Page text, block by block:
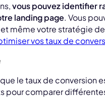
vous pouvez identifier
landing page. Vous
et même votre stratégie
vos taux de
le taux de conversion
pour comparer